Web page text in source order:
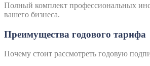
Полный комплект профессиональных
вашего бизнеса.
Преимущества годового тарифа
Почему стоит рассмотреть годовую